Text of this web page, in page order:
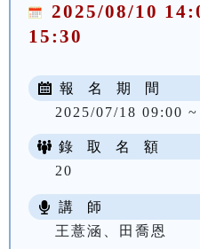
2025/08/10
15:30
報 名 期 間
2025/07/18 09:00
錄 取 名 額
20
講 師
王薏涵、田喬恩